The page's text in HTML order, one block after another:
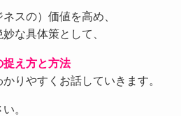
スの）価値を高め、
な具体策として、
捉え方と方法
りやすくお話していきます。
。